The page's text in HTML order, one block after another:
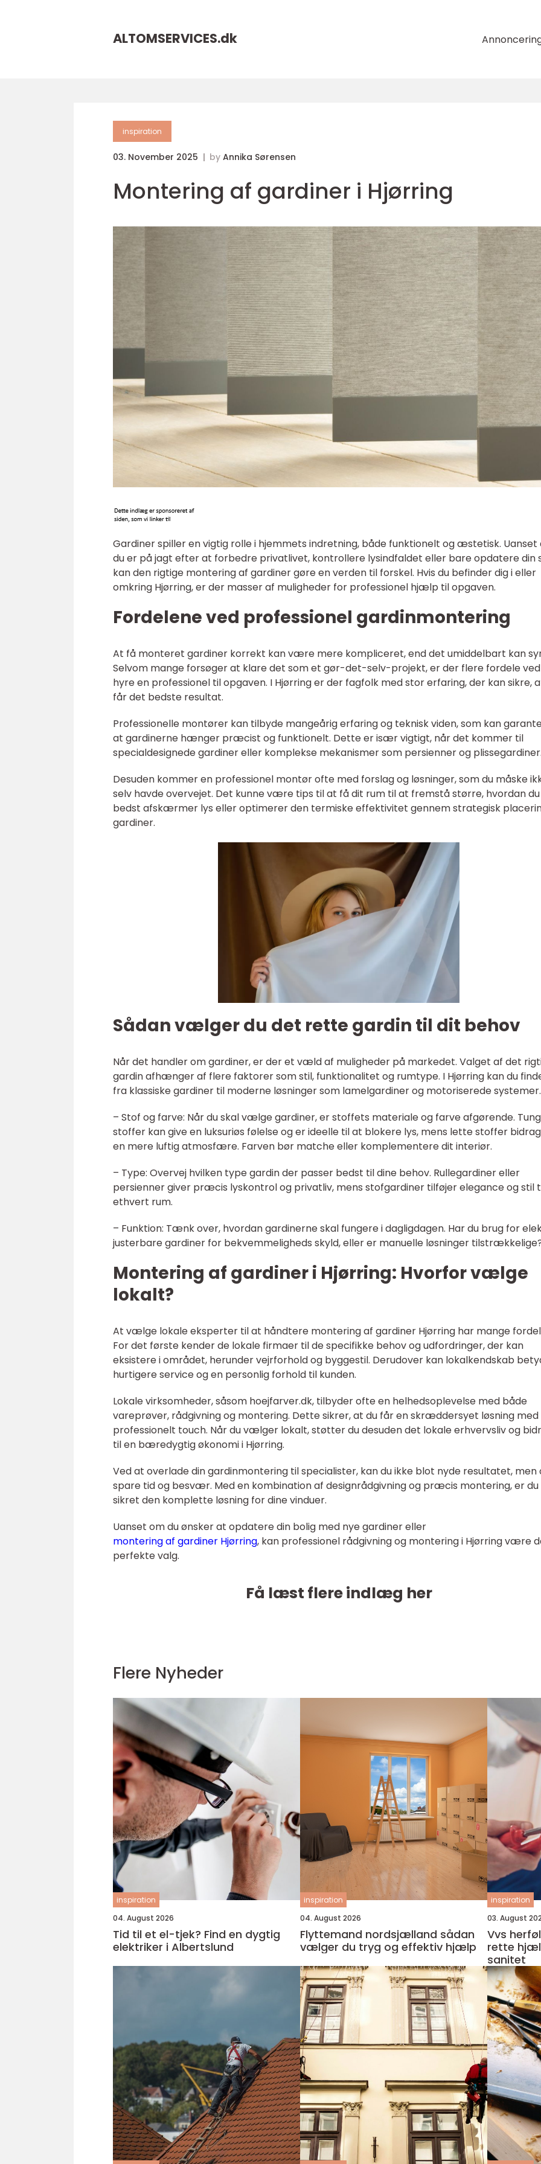
ALTOMSERVICES.dk
inspiration
03. November 2025 by Annika Sørensen
Montering af gardiner i Hjørring
Gardiner spiller en vigtig rolle i hjemmets indretning, både funktionelt og æstetisk. Uanset
du er på jagt efter at forbedre privatlivet, kontrollere lysindfaldet eller bare opdatere din
kan den rigtige montering af gardiner gøre en verden til forskel. Hvis du befinder dig i eller
omkring Hjørring, er der masser af muligheder for professionel hjælp til opgaven.
Fordelene ved professionel gardinmontering
At få monteret gardiner korrekt kan være mere kompliceret, end det umiddelbart kan
Selvom mange forsøger at klare det som et gør-det-selv-projekt, er der flere fordele
hyre en professionel til opgaven. I Hjørring er der fagfolk med stor erfaring, der kan sikre,
får det bedste resultat.
Professionelle montører kan tilbyde mangeårig erfaring og teknisk viden, som kan
at gardinerne hænger præcist og funktionelt. Dette er især vigtigt, når det kommer til
specialdesignede gardiner eller komplekse mekanismer som persienner og plissegardiner.
Desuden kommer en professionel montør ofte med forslag og løsninger, som du måske
selv havde overvejet. Det kunne være tips til at få dit rum til at fremstå større, hvordan du
bedst afskærmer lys eller optimerer den termiske effektivitet gennem strategisk
gardiner.
Sådan vælger du det rette gardin til dit behov
Når det handler om gardiner, er der et væld af muligheder på markedet. Valget af det
gardin afhænger af flere faktorer som stil, funktionalitet og rumtype. I Hjørring kan du
fra klassiske gardiner til moderne løsninger som lamelgardiner og motoriserede systemer.
– Stof og farve: Når du skal vælge gardiner, er stoffets materiale og farve afgørende.
stoffer kan give en luksuriøs følelse og er ideelle til at blokere lys, mens lette stoffer
en mere luftig atmosfære. Farven bør matche eller komplementere dit interiør.
– Type: Overvej hvilken type gardin der passer bedst til dine behov. Rullegardiner eller
persienner giver præcis lyskontrol og privatliv, mens stofgardiner tilføjer elegance og stil
ethvert rum.
– Funktion: Tænk over, hvordan gardinerne skal fungere i dagligdagen. Har du brug for
justerbare gardiner for bekvemmeligheds skyld, eller er manuelle løsninger
Montering af gardiner i Hjørring: Hvorfor vælge
lokalt?
At vælge lokale eksperter til at håndtere montering af gardiner Hjørring har mange
For det første kender de lokale firmaer til de specifikke behov og udfordringer, der kan
eksistere i området, herunder vejrforhold og byggestil. Derudover kan lokalkendskab
hurtigere service og en personlig forhold til kunden.
Lokale virksomheder, såsom hoejfarver.dk, tilbyder ofte en helhedsoplevelse med både
vareprøver, rådgivning og montering. Dette sikrer, at du får en skræddersyet løsning
professionelt touch. Når du vælger lokalt, støtter du desuden det lokale erhvervsliv og
til en bæredygtig økonomi i Hjørring.
Ved at overlade din gardinmontering til specialister, kan du ikke blot nyde resultatet, men
spare tid og besvær. Med en kombination af designrådgivning og præcis montering, er du
sikret den komplette løsning for dine vinduer.
Uanset om du ønsker at opdatere din bolig med nye gardiner eller
montering af gardiner Hjørring, kan professionel rådgivning og montering i Hjørring være
perfekte valg.
Få læst flere indlæg her
Flere Nyheder
inspiration
04. August 2026
Tid til et el-tjek? Find en dygtig
elektriker i Albertslund
inspiration
04. August 2026
Flyttemand nordsjælland sådan
vælger du tryg og effektiv hjælp
inspiration
03. August
Vvs herfølge sådan
rette
sanitet